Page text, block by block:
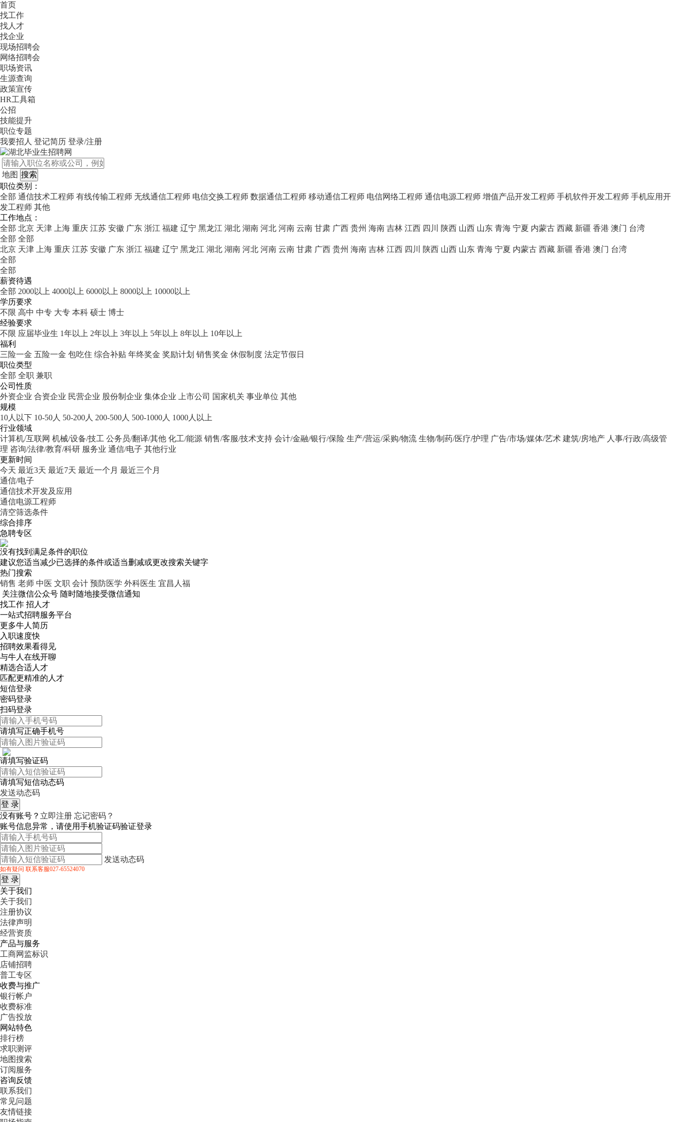
首页
找工作
找人才
找企业
现场招聘会
网络招聘会
职场资讯
生源查询
政策宣传
HR工具箱
公招
技能提升
职位专题
我要招人 登记简历 登录/注册
地图
职位类别：
全部 通信技术工程师 有线传输工程师 无线通信工程师 电信交换工程师 数据通信工程师 移动通信工程师 电信网络工程师 通信电源工程师 增值产品开发工程师 手机软件开发工程师 手机应用开
发工程师 其他
工作地点：
全部 北京 天津 上海 重庆 江苏 安徽 广东 浙江 福建 辽宁 黑龙江 湖北 湖南 河北 河南 云南 甘肃 广西 贵州 海南 吉林 江西 四川 陕西 山西 山东 青海 宁夏 内蒙古 西藏 新疆 香港 澳门 台湾
全部 全部
北京 天津 上海 重庆 江苏 安徽 广东 浙江 福建 辽宁 黑龙江 湖北 湖南 河北 河南 云南 甘肃 广西 贵州 海南 吉林 江西 四川 陕西 山西 山东 青海 宁夏 内蒙古 西藏 新疆 香港 澳门 台湾
全部
全部
薪资待遇
全部 2000以上 4000以上 6000以上 8000以上 10000以上
学历要求
不限 高中 中专 大专 本科 硕士 博士
经验要求
不限 应届毕业生 1年以上 2年以上 3年以上 5年以上 8年以上 10年以上
福利
三险一金 五险一金 包吃住 综合补贴 年终奖金 奖励计划 销售奖金 休假制度 法定节假日
职位类型
全部 全职 兼职
公司性质
外资企业 合资企业 民营企业 股份制企业 集体企业 上市公司 国家机关 事业单位 其他
规模
10人以下 10-50人 50-200人 200-500人 500-1000人 1000人以上
行业领域
计算机/互联网 机械/设备/技工 公务员/翻译/其他 化工/能源 销售/客服/技术支持 会计/金融/银行/保险 生产/营运/采购/物流 生物/制药/医疗/护理 广告/市场/媒体/艺术 建筑/房地产 人事/行政/高级管
理 咨询/法律/教育/科研 服务业 通信/电子 其他行业
更新时间
今天 最近3天 最近7天 最近一个月 最近三个月
通信/电子
通信技术开发及应用
通信电源工程师
清空筛选条件
综合排序
急聘专区
没有找到满足条件的职位
建议您适当减少已选择的条件或适当删减或更改搜索关键字
热门搜索
销售 老师 中医 文职 会计 预防医学 外科医生 宜昌人福
关注微信公众号 随时随地接受微信通知
找工作 招人才
一站式招聘服务平台
更多牛人简历
入职速度快
招聘效果看得见
与牛人在线开聊
精选合适人才
匹配更精准的人才
短信登录
密码登录
扫码登录
请填写正确手机号
请填写验证码
请填写短信动态码
发送动态码
没有账号？ 立即注册 忘记密码？
账号信息异常，请使用手机验证码验证登录
发送动态码
如有疑问 联系客服027-65524070
关于我们
关于我们
注册协议
法律声明
经营资质
产品与服务
工商网监标识
店铺招聘
普工专区
收费与推广
银行帐户
收费标准
广告投放
网站特色
排行榜
求职测评
地图搜索
订阅服务
咨询反馈
联系我们
常见问题
友情链接